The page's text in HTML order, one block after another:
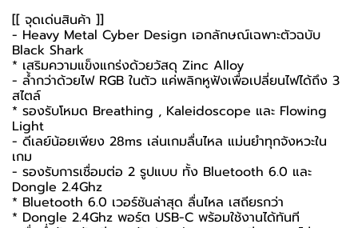
[[ จุดเด่นสินค้า ]]
- Heavy Metal Cyber Design เอกลักษณ์เฉพาะตัวฉบับ
Black Shark
* เสริมความแข็งแกร่งด้วยวัสดุ Zinc Alloy
- ล้ำกว่าด้วยไฟ RGB ในตัว แค่พลิกหูฟังเพื่อเปลี่ยนไฟได้ถึง 3
สไตล์
* รองรับโหมด Breathing , Kaleidoscope และ Flowing
Light
- ดีเลย์น้อยเพียง 28ms เล่นเกมลื่นไหล แม่นยำทุกจังหวะใน
เกม
- รองรับการเชื่อมต่อ 2 รูปแบบ ทั้ง Bluetooth 6.0 และ
Dongle 2.4Ghz
* Bluetooth 6.0 เวอร์ชันล่าสุด ลื่นไหล เสถียรกว่า
* Dongle 2.4Ghz พอร์ต USB-C พร้อมใช้งานได้ทันที